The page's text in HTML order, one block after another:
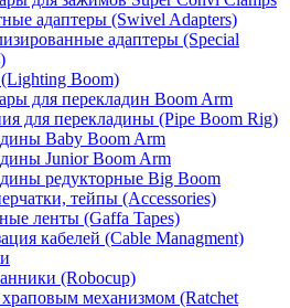
адаптеры (Swivel Adapters)
адаптеры (Special
Boom)
для перекладин Boom Arm
для перекладины (Pipe Boom Rig)
Baby Boom Arm
Junior Boom Arm
редукторные Big Boom
тейпы (Accessories)
ленты (Gaffa Tapes)
кабелей (Cable Managment)
(Robocup)
механизмом (Ratchet